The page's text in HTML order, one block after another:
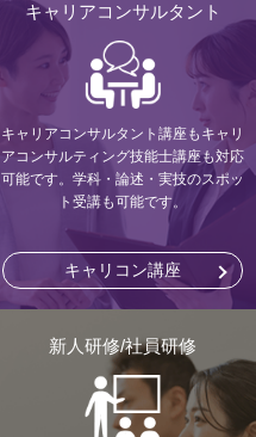
キャリアコンサルタント
キャリアコンサルタント講座もキャリ
アコンサルティング技能士講座も対応
可能です。学科・論述・実技のスポッ
ト受講も可能です。
キャリコン講座
新人研修/社員研修